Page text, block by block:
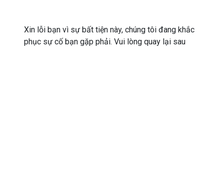
Xin lỗi bạn vì sự bất tiện này, chúng tôi đang khắc
phục sự cố bạn gặp phải. Vui lòng quay lại sau